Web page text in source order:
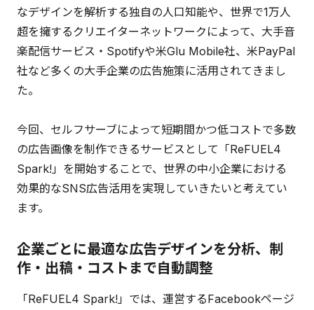
なデザインを解析する独自の人口知能や、世界で1万人
超を擁するクリエイターネットワークによって、大手音
楽配信サービス・Spotifyや米Glu Mobile社、米PayPal
社など多くの大手企業の広告施策に活用されてきまし
た。
今回、セルフサーブによって短期間かつ低コストで多数
の広告画像を制作できるサービスとして「ReFUEL4
Spark!」を開始することで、世界の中小企業における
効果的なSNS広告活用を実現していきたいと考えてい
ます。
企業ごとに最適な広告デザインを分析、制
作・出稿・コストまで自動調整
「ReFUEL4 Spark!」では、運営するFacebookページ